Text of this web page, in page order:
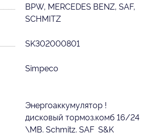
BPW, MERCEDES BENZ, SAF,
SCHMITZ
SK302000801
Simpeco
Энергоаккумулятор !
дисковый тормоз.комб 16/24
\MB. Schmitz. SAF S&K